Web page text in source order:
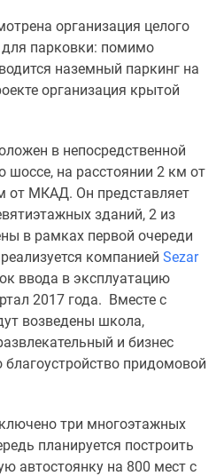
организация целого
парковки: помимо
наземный паркинг на
организация крытой
в непосредственной
шоссе, на расстоянии 2 км от
от МКАД. Он представляет
зданий, 2 из
в рамках первой очереди
компанией Sezar
ввода в эксплуатацию
2017 года. Вместе с
возведены школа,
и бизнес
придомовой
три многоэтажных
планируется построить
автостоянку на 800 мест с